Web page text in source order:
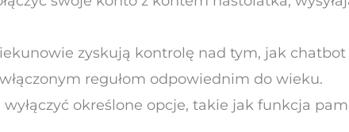
zyskują kontrolę nad tym, jak
regułom odpowiednim do wieku.
wyłączyć określone opcje, takie jak funkcja